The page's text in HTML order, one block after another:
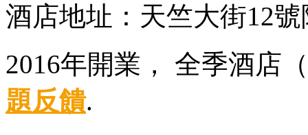
酒店地址：天竺大街12
2016年開業， 全季酒
題反饋.